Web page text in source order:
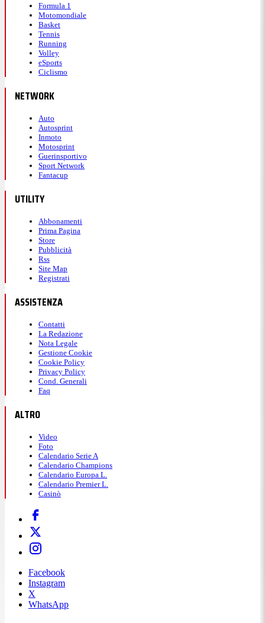
Formula 1
Motomondiale
Basket
Tennis
Running
Volley
eSports
Ciclismo
NETWORK
Auto
Autosprint
Inmoto
Motosprint
Guerinsportivo
Sport Network
Fantacup
UTILITY
Abbonamenti
Prima Pagina
Store
Pubblicità
Rss
Site Map
Registrati
ASSISTENZA
Contatti
La Redazione
Nota Legale
Gestione Cookie
Cookie Policy
Privacy Policy
Cond. Generali
Faq
ALTRO
Video
Foto
Calendario Serie A
Calendario Champions
Calendario Europa L.
Calendario Premier L.
Casinò
Facebook
Instagram
X
WhatsApp